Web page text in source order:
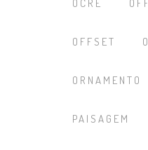
OCRE
OFFSET
ORNAMENTO
PAISAGEM